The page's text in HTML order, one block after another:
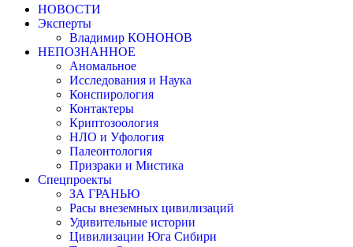
НОВОСТИ
Эксперты
Владимир КОНОНОВ
НЕПОЗНАННОЕ
Аномальное
Исследования и Наука
Конспирология
Контактеры
Криптозоология
НЛО и Уфология
Палеонтология
Призраки и Мистика
Спецпроекты
ЗА ГРАНЬЮ
Расы внеземных цивилизаций
Удивительные истории
Цивилизации Юга Сибири